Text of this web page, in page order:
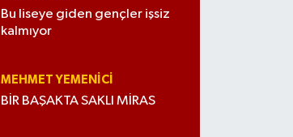
Bu liseye giden gençler işsiz
kalmıyor
MEHMET YEMENICI
BİR BAŞAKTA SAKLI MİRAS